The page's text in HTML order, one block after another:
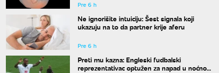
Pre 6 h
Ne ignorišite intuiciju: Šest signala koji
ukazuju na to da partner krije aferu
Pre 6 h
Preti mu kazna: Engleski fudbalski
reprezentativac optužen za napad u noćnom